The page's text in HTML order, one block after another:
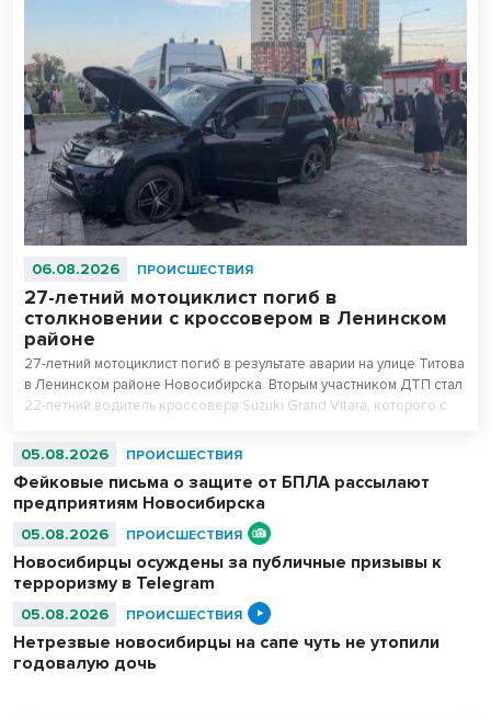
06.08.2026 ПРОИСШЕСТВИЯ
27-летний мотоциклист погиб в
столкновении с кроссовером в Ленинском
районе
27-летний мотоциклист погиб в результате аварии на улице Титова
в Ленинском районе Новосибирска. Вторым участником ДТП стал
22-летний водитель кроссовера Suzuki Grand Vitara, которого с
05.08.2026 ПРОИСШЕСТВИЯ
Фейковые письма о защите от БПЛА рассылают
предприятиям Новосибирска
05.08.2026 ПРОИСШЕСТВИЯ
Новосибирцы осуждены за публичные призывы к
терроризму в Telegram
05.08.2026 ПРОИСШЕСТВИЯ
Нетрезвые новосибирцы на сапе чуть не утопили
годовалую дочь